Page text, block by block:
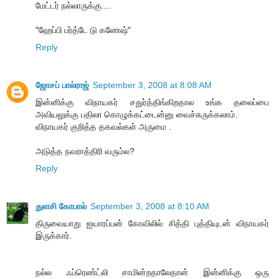
மேட்டர் நல்லாருக்கு....
"ஹேப்பி பர்த்டே டு கணேஷ்"
Reply
ஜோசப் பால்ராஜ் September 3, 2008 at 8:08 AM
இன்னிக்கு விநாயகர் சதுர்த்திங்கிறதால உங்க தலைப்பை
அவியலுக்கு பதிலா கொழுக்கட்டைன்னு வைச்சுருக்கலாம்.
விநாயகர் குறித்த தகவல்கள் அருமை .
அடுத்த நவராத்திரி வரும்ல?
Reply
துளசி கோபால் September 3, 2008 at 8:10 AM
திருவையாறு ஐயாரப்பன் கோவிலில் சித்தி புத்தியுடன் விநாயகர்
இருக்கார்.
நல்ல ஃப்ரெண்ட்லி சாமின்றதாலேதான் இன்னிக்கு ஒரு